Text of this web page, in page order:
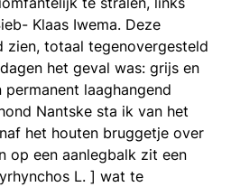
Klaas Iwema. Deze
zien, totaal tegenovergesteld
het geval was: grijs en
laaghangend
Nantske sta ik van het
het houten bruggetje over
op een aanlegbalk zit een
L. ] wat te